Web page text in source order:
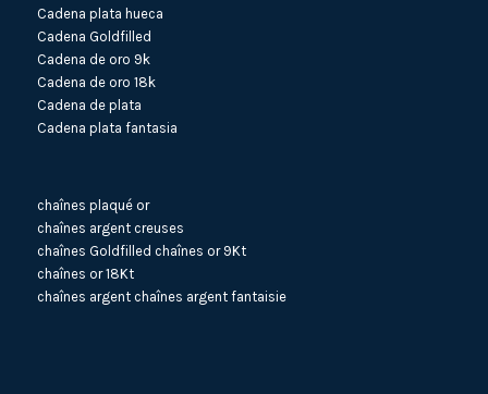
Cadena plata hueca
Cadena Goldfilled
Cadena de oro 9k
Cadena de oro 18k
Cadena de plata
Cadena plata fantasia
chaînes plaqué or
chaînes argent creuses
chaînes Goldfilled chaînes or 9Kt
chaînes or 18Kt
chaînes argent chaînes argent fantaisie